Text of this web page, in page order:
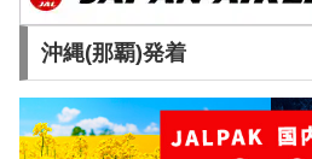
沖縄(那覇)発着